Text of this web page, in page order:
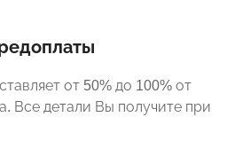
от 50% до 100% от
Все детали Вы получите при